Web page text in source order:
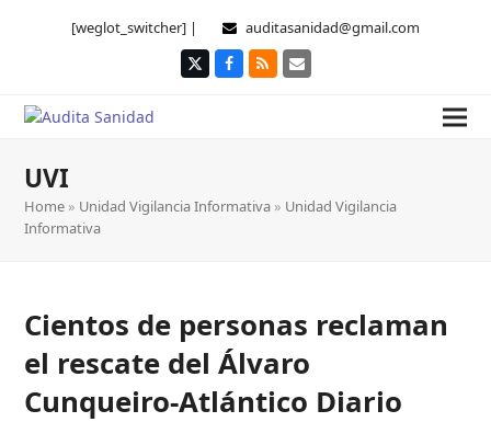
[weglot_switcher] | auditasanidad@gmail.com
TwitterFacebook
RSS Correo
UVI
Home » Unidad Vigilancia Informativa » Unidad Vigilancia
Informativa
Cientos de personas reclaman
el rescate del Álvaro
Cunqueiro-Atlántico Diario